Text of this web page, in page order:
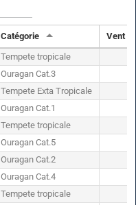
Catégorie Vent (
Tempete tropicale
Ouragan Cat.3
Tempete Exta Tropicale
Ouragan Cat.1
Tempete tropicale
Ouragan Cat.5
Ouragan Cat.2
Ouragan Cat.4
Tempete tropicale